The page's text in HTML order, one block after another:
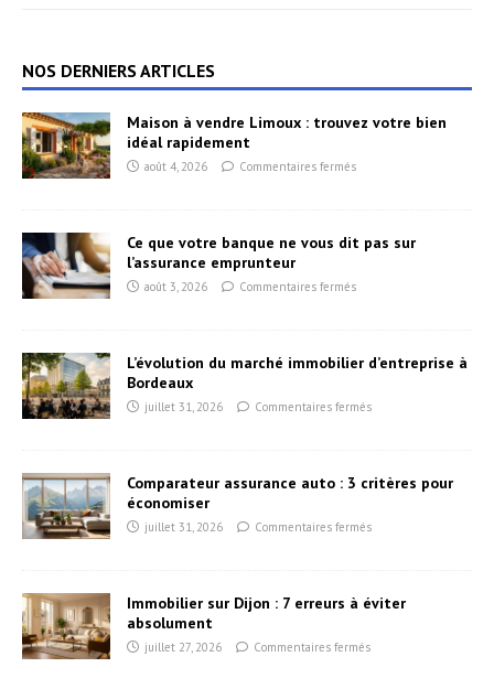
NOS DERNIERS ARTICLES
Maison à vendre Limoux : trouvez votre bien
idéal rapidement
août 4, 2026 Commentaires fermés
Ce que votre banque ne vous dit pas sur
l’assurance emprunteur
août 3, 2026 Commentaires fermés
L’évolution du marché immobilier d’entreprise à
Bordeaux
juillet 31, 2026 Commentaires fermés
Comparateur assurance auto : 3 critères pour
économiser
juillet 31, 2026 Commentaires fermés
Immobilier sur Dijon : 7 erreurs à éviter
absolument
juillet 27, 2026 Commentaires fermés